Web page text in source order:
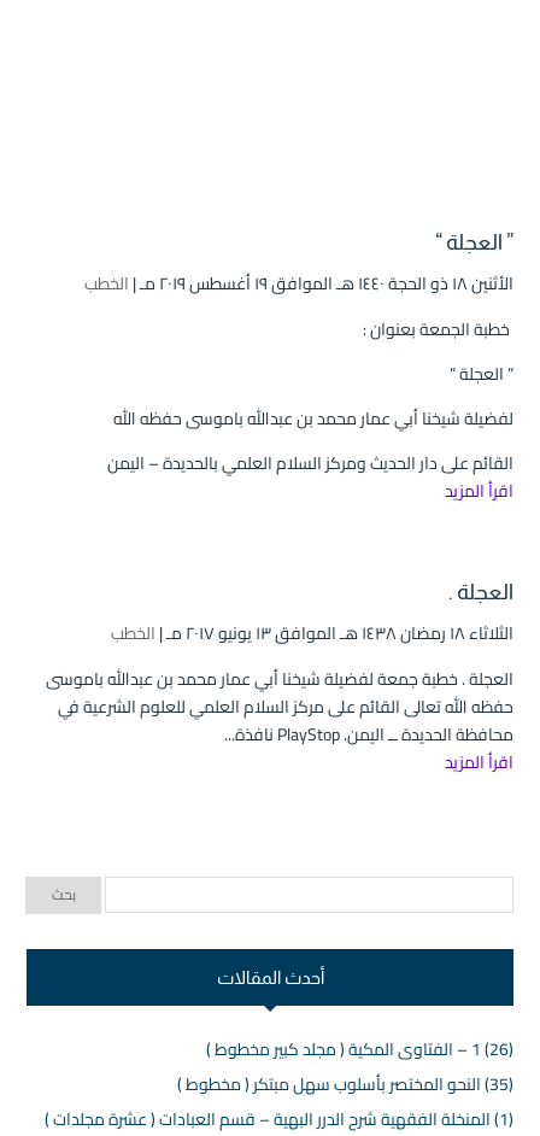
” العجلة “
الأثنين ۱۸ ذو الحجة ۱٤٤۰ هـ الموافق ۱۹ أغسطس ۲۰۱۹ مـ |
الخطب
خطبة الجمعة بعنوان :
” العجلة ”
لفضيلة شيخنا أبي عمار محمد بن عبدالله باموسى حفظه الله
القائم على دار الحديث ومركز السلام العلمي بالحديدة – اليمن
اقرأ المزيد
العجلة .
الثلاثاء ۱۸ رمضان ۱٤۳۸ هـ الموافق ۱۳ يونيو ۲۰۱۷ مـ |
الخطب
العجلة . خطبة جمعة لفضيلة شيخنا أبي عمار محمد بن عبدالله باموسى
حفظه الله تعالى القائم على مركز السلام العلمي للعلوم الشرعية في
محافظة الحديدة ــ اليمن. PlayStop نافذة...
اقرأ المزيد
أحدث المقالات
(26) 1 – الفتاوى المكية ( مجلد كبير مخطوط )
(35) النحو المختصر بأسلوب سهل مبتكر ( مخطوط )
(1) المنخلة الفقهية شرح الدرر البهية – قسم العبادات ( عشرة مجلدات )